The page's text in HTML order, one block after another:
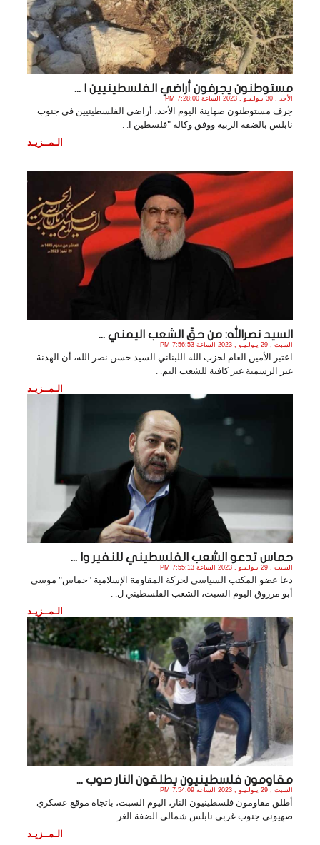
مستوطنون يجرفون أراضي الفلسطينيين ا ...
الأحد , 30 يـولـيـو , 2023 الساعة 7:28:00 PM
جرف مستوطنون صهاينة اليوم الأحد، أراضي الفلسطينيين في جنوب
نابلس بالضفة الربية ووفق وكالة "فلسطين ا. .
الـمــزيـد
السيد نصرالله: من حقّ الشعب اليمني ...
السبت , 29 يـولـيـو , 2023 الساعة 7:56:53 PM
اعتبر الأمين العام لحزب الله اللبناني السيد حسن نصر الله، أن الهدنة
غير الرسمية غير كافية للشعب اليم. .
الـمــزيـد
حماس تدعو الشعب الفلسطيني للنفير وا ...
السبت , 29 يـولـيـو , 2023 الساعة 7:55:13 PM
دعا عضو المكتب السياسي لحركة المقاومة الإسلامية "حماس" موسى
أبو مرزوق اليوم السبت، الشعب الفلسطيني ل. .
الـمــزيـد
مقاومون فلسطينيون يطلقون النار صوب ...
السبت , 29 يـولـيـو , 2023 الساعة 7:54:09 PM
أطلق مقاومون فلسطينيون النار، اليوم السبت، باتجاه موقع عسكري
صهيوني جنوب غربي نابلس شمالي الضفة الغر. .
الـمــزيـد